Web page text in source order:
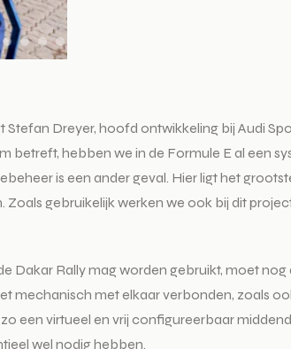
Dreyer, hoofd ontwikkeling bij Audi
hebben we in de Formule E al een
is een ander geval. Hier ligt het
gebruikelijk werken we ook bij dit
Dakar Rally mag worden gebruikt, moet
met elkaar verbonden, zoals
een virtueel en vrij configureerbaar
wel nodig hebben.